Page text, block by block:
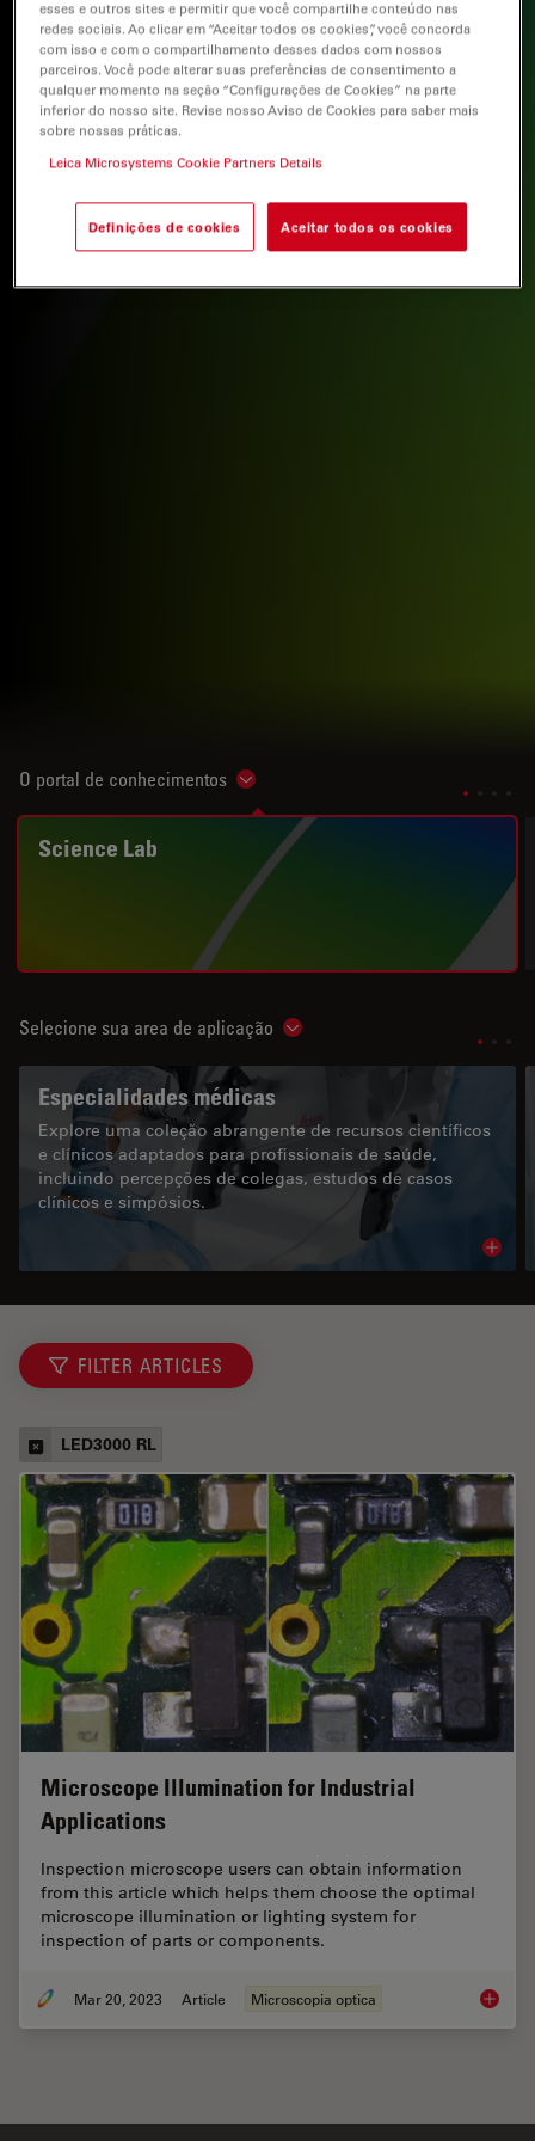
O portal de conhecimentos Show subnavigation
Science Lab
Selecione sua area de aplicação Show subnavigation
Especialidades médicas
Explore uma coleção abrangente de recursos científicos
e clínicos adaptados para profissionais de saúde,
incluindo percepções de colegas, estudos de casos
clínicos e simpósios.
FILTER ARTICLES
LED3000 RL
Microscope Illumination for Industrial
Applications
Inspection microscope users can obtain information
from this article which helps them choose the optimal
microscope illumination or lighting system for
inspection of parts or components.
Mar 20, 2023 Article Microscopia optica
esses e outros sites e permitir que você compartilhe conteúdo nas
redes sociais. Ao clicar em “Aceitar todos os cookies”, você concorda
com isso e com o compartilhamento desses dados com nossos
parceiros. Você pode alterar suas preferências de consentimento a
qualquer momento na seção “Configurações de Cookies” na parte
inferior do nosso site. Revise nosso Aviso de Cookies para saber mais
sobre nossas práticas.
Leica Microsystems Cookie Partners Details
Definições de cookies Aceitar todos os cookies